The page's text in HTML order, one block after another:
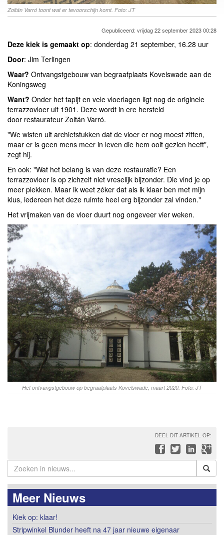
Zoltán Varró toont wat er tevoorschijn komt. Foto: JT
Gepubliceerd: vrijdag 22 september 2023 00:28
Deze kiek is gemaakt op: donderdag 21 september, 16.28 uur
Door: Jim Terlingen
Waar? Ontvangstgebouw van begraafplaats Kovelswade aan de
Koningsweg
Want? Onder het tapijt en vele vloerlagen ligt nog de originele
terrazzovloer uit 1901. Deze wordt in ere hersteld
door restaurateur Zoltán Varró.
"We wisten uit archiefstukken dat de vloer er nog moest zitten,
maar er is geen mens meer in leven die hem ooit gezien heeft",
zegt hij.
En ook: "Wat het belang is van deze restauratie? Een
terrazzovloer is op zichzelf niet vreselijk bijzonder. Die vind je op
meer plekken. Maar ik weet zéker dat als ik klaar ben met mijn
klus, iedereen het deze ruimte heel erg bijzonder zal vinden."
Het vrijmaken van de vloer duurt nog ongeveer vier weken.
Het ontvangstgebouw op begraafplaats Kovelswade, maart 2020. Foto: JT
DEEL DIT ARTIKEL OP:
Meer Nieuws
Kiek op: klaar!
Stripwinkel Blunder heeft na 47 jaar nieuwe eigenaar